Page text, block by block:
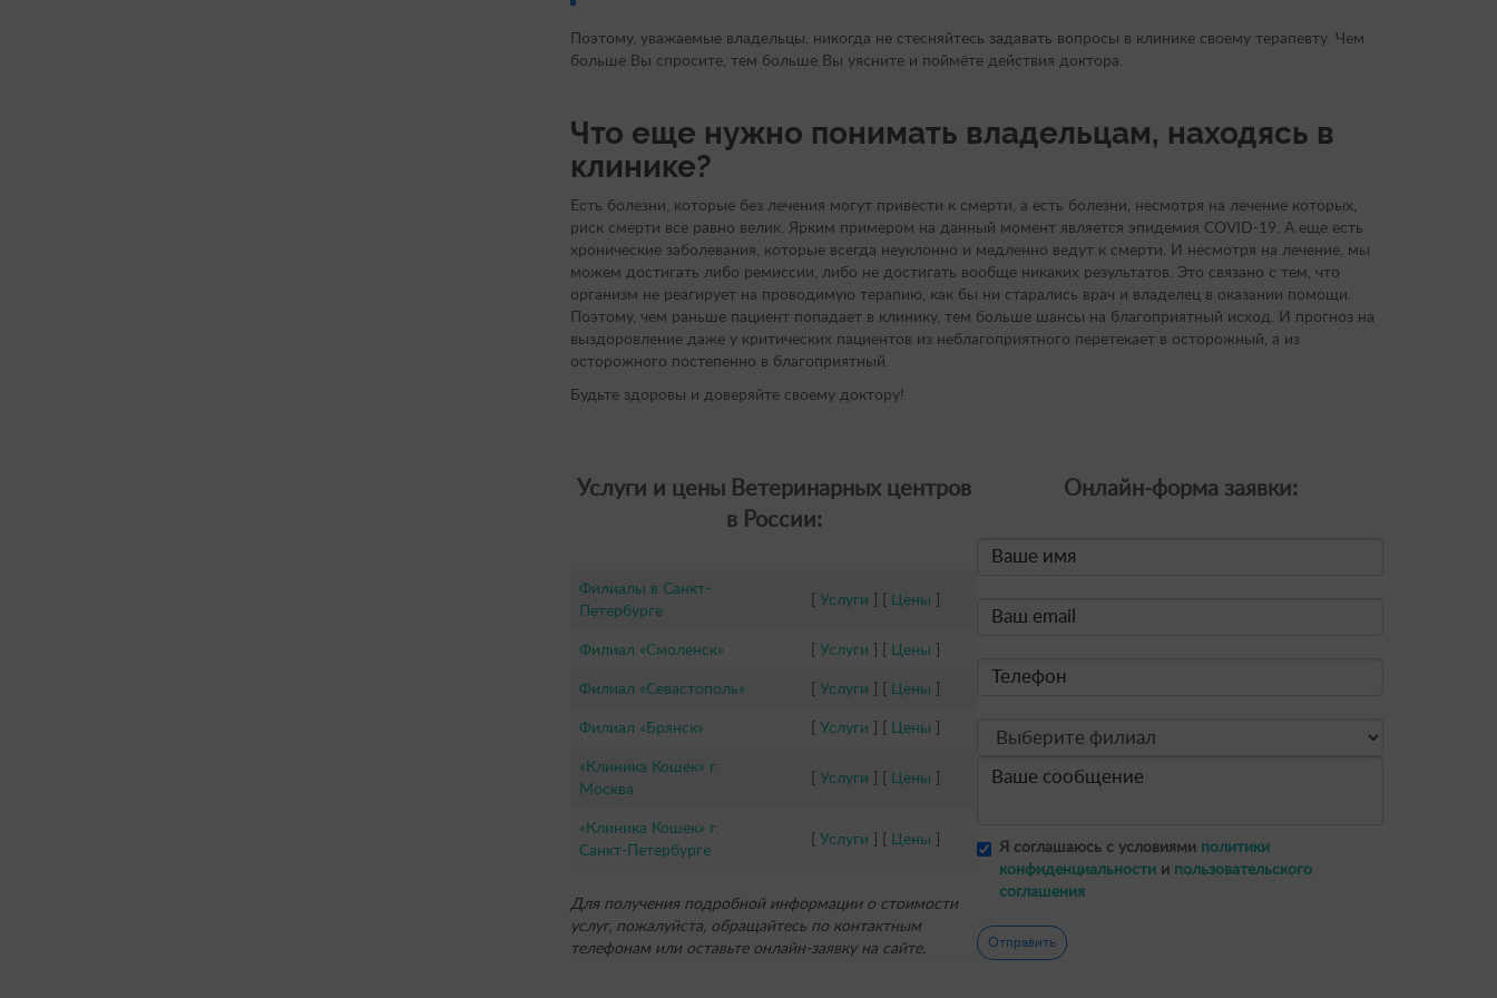
Поэтому, уважаемые владельцы, никогда не стесняйтесь задавать вопросы в клинике своему терапевту. Чем
больше Вы спросите, тем больше Вы уясните и поймёте действия доктора.
Что еще нужно понимать владельцам, находясь в
клинике?
Есть болезни, которые без лечения могут привести к смерти, а есть болезни, несмотря на лечение которых,
риск смерти все равно велик. Ярким примером на данный момент является эпидемия COVID-19. А еще есть
хронические заболевания, которые всегда неуклонно и медленно ведут к смерти. И несмотря на лечение, мы
можем достигать либо ремиссии, либо не достигать вообще никаких результатов. Это связано с тем, что
организм не реагирует на проводимую терапию, как бы ни старались врач и владелец в оказании помощи.
Поэтому, чем раньше пациент попадает в клинику, тем больше шансы на благоприятный исход. И прогноз на
выздоровление даже у критических пациентов из неблагоприятного перетекает в осторожный, а из
осторожного постепенно в благоприятный.
Будьте здоровы и доверяйте своему доктору!
Услуги и цены Ветеринарных центров
в России:
Филиалы в Санкт-
Петербурге
Услуги Цены
Филиал «Смоленск» Услуги Цены
Филиал «Севастополь» Услуги Цены
Филиал «Брянск» Услуги Цены
«Клиника Кошек» г.
Москва
Услуги Цены
«Клиника Кошек» г.
Санкт-Петербурге
Услуги Цены
Для получения подробной информации о стоимости
услуг, пожалуйста, обращайтесь по контактным
телефонам или оставьте онлайн-заявку на сайте.
Онлайн-форма заявки:
Я соглашаюсь с условиями политики
конфиденциальности и пользовательского
соглашения
Отправить